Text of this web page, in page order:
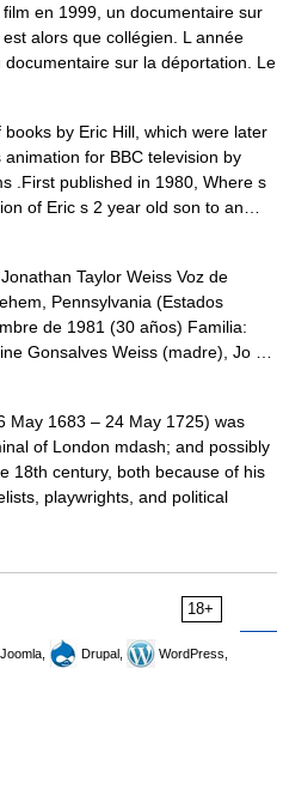
en 1999, un documentaire sur
alors que collégien. L année
sur la déportation. Le
by Eric Hill, which were later
for BBC television by
.First published in 1980, Where s
of Eric s 2 year old son to an…
Taylor Weiss Voz de
Pennsylvania (Estados
de 1981 (30 años) Familia:
Gonsalves Weiss (madre), Jo …
May 1683 – 24 May 1725) was
of London mdash; and possibly
18th century, both because of his
playwrights, and political
18+
Joomla, Drupal,
WordPress,